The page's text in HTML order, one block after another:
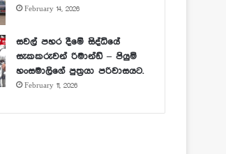
February 14, 2026
සවල් පහර දීමේ සිද්ධියේ
සැකකරුවන් රිමාන්ඩ් – පියුමි
හංසමාලිගේ පුත්‍රයා පරිවාසයට.
February 11, 2026